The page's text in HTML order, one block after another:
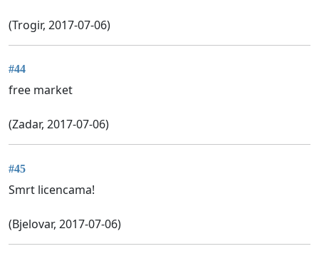
(Trogir, 2017-07-06)
#44
free market
(Zadar, 2017-07-06)
#45
Smrt licencama!
(Bjelovar, 2017-07-06)